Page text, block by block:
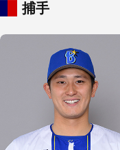
石田 健大
捕手